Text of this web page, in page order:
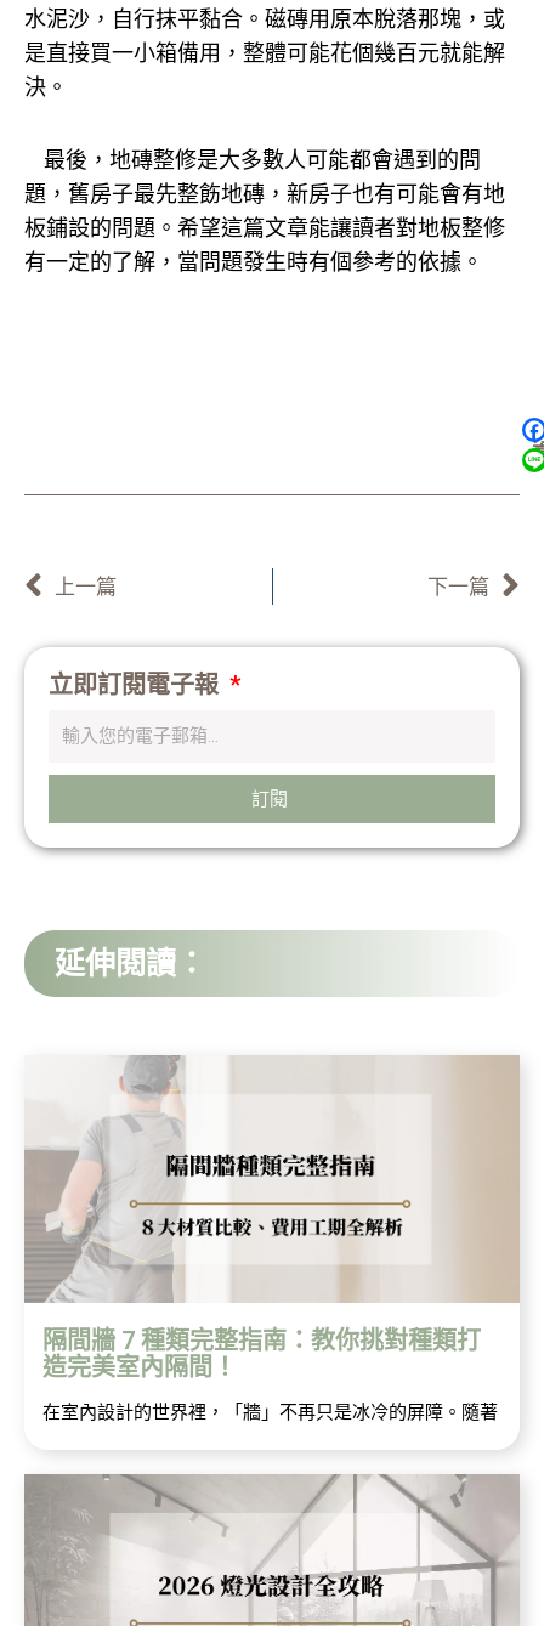
水泥沙，自行抹平黏合。磁磚用原本脫落那塊，或
是直接買一小箱備用，整體可能花個幾百元就能解
決。
最後，地磚整修是大多數人可能都會遇到的問
題，舊房子最先整飭地磚，新房子也有可能會有地
板鋪設的問題。希望這篇文章能讓讀者對地板整修
有一定的了解，當問題發生時有個參考的依據。
上一篇 下一篇
立即訂閱電子報
訂閱
延伸閱讀：
隔間牆 7 種類完整指南：教你挑對種類打
造完美室內隔間！
在室內設計的世界裡，「牆」不再只是冰冷的屏障。隨著